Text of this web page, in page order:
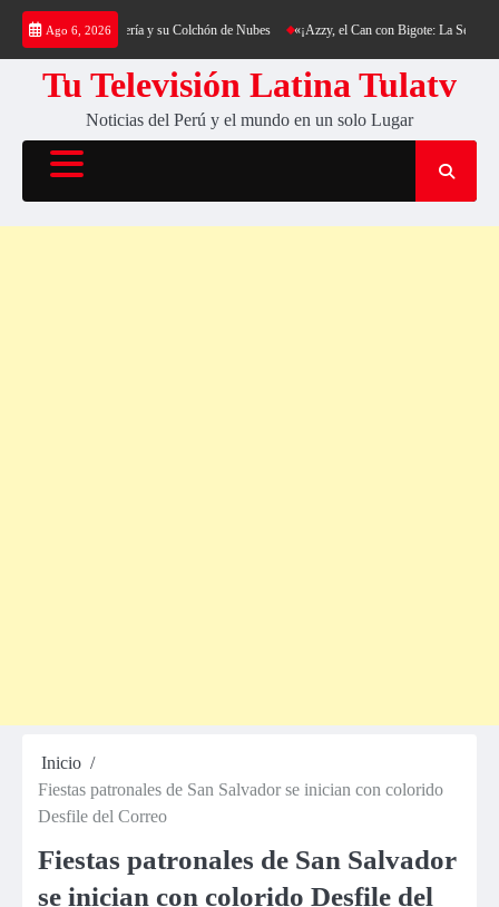
Saltar
contenido
Ago 6, 2026
al Cerro Cantería y su Colchón de Nubes «¡Azzy, el Can con Bigote: La Sensación
Tu Televisión Latina Tulatv
Noticias del Perú y el mundo en un solo Lugar
Inicio
Fiestas patronales de San Salvador se inician con colorido
Desfile del Correo
Fiestas patronales de San Salvador
se inician con colorido Desfile del